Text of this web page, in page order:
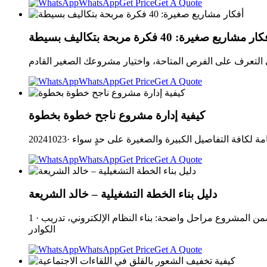
WhatsAppGet PriceGet A Quote
مشاريع صغيرة: 40 فكرة مربحة بتكاليف بسيطة
WhatsAppGet PriceGet A Quote
كيفية إدارة مشروع ناجح خطوة بخطوة
WhatsAppGet PriceGet A Quote
دليل بناء الخطة التشغيلية – خالد الشريعة
1 · على سبيل المثال، قد تضع منظمة صحية خطة تنفيذية لإطلاق برنامج التحول الرقمي في خدمات العيادات الذكية خلال عام 2025، بحيث يتضمن المشروع مراحل واضحة: بناء النظام الإلكتروني، تدريب
الكوادر
WhatsAppGet PriceGet A Quote